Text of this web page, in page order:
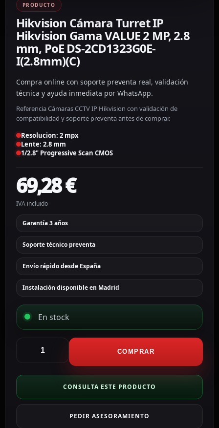
PRODUCTO
Hikvision Cámara Turret IP
Hikvision Gama VALUE 2 MP, 2.8
mm, PoE DS-2CD1323G0E-
I(2.8mm)(C)
Compra online con soporte preventa real, validación
técnica y ayuda inmediata por WhatsApp.
Referencia Cámaras CCTV IP Hikvision con validación de
compatibilidad y soporte preventa antes de comprar.
Resolucion: 2 mpx
Lente: 2.8 mm
1/2.8" Progressive Scan CMOS
69,28€
IVA incluido
Garantía 3 años
Soporte técnico preventa
Envío rápido desde España
Instalación disponible en Madrid
En stock
Cámara
IP
Gama
VALUE
COMPRAR
CONSULTA ESTE PRODUCTO
PEDIR ASESORAMIENTO